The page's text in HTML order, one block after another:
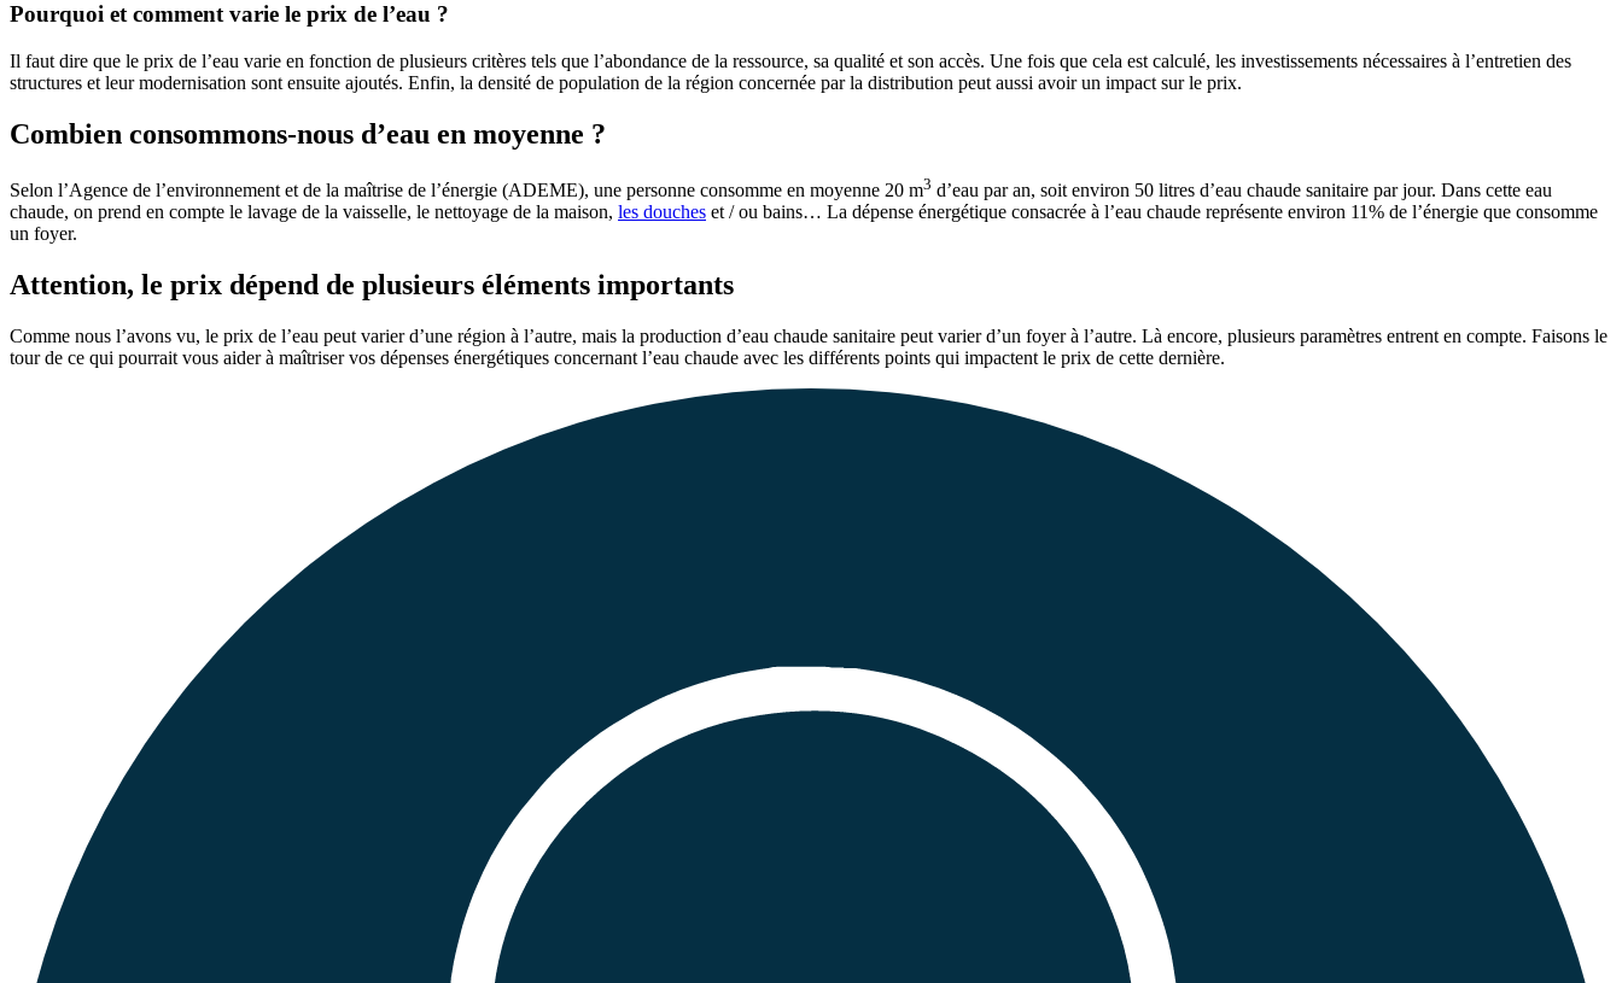
Pourquoi et comment varie le prix de l’eau ?
Il faut dire que le prix de l’eau varie en fonction de plusieurs critères tels que l’abondance de la ressource, sa qualité et son accès. Une fois que cela est calculé, les investissements nécessaires à l’entretien des
structures et leur modernisation sont ensuite ajoutés. Enfin, la densité de population de la région concernée par la distribution peut aussi avoir un impact sur le prix.
Combien consommons-nous d’eau en moyenne ?
Selon l’Agence de l’environnement et de la maîtrise de l’énergie (ADEME), une personne consomme en moyenne 20 m3 d’eau par an, soit environ 50 litres d’eau chaude sanitaire par jour. Dans cette eau
chaude, on prend en compte le lavage de la vaisselle, le nettoyage de la maison, les douches et / ou bains… La dépense énergétique consacrée à l’eau chaude représente environ 11% de l’énergie que consomme
un foyer.
Attention, le prix dépend de plusieurs éléments importants
Comme nous l’avons vu, le prix de l’eau peut varier d’une région à l’autre, mais la production d’eau chaude sanitaire peut varier d’un foyer à l’autre. Là encore, plusieurs paramètres entrent en compte. Faisons le
tour de ce qui pourrait vous aider à maîtriser vos dépenses énergétiques concernant l’eau chaude avec les différents points qui impactent le prix de cette dernière.